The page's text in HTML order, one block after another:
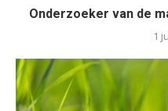
Onderzoeker van de
1